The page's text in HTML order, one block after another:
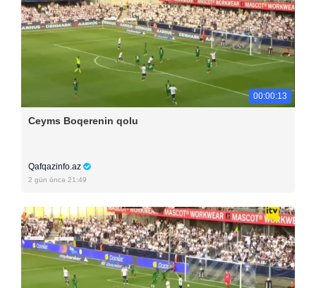
00:00:13
Ceyms Boqerenin qolu
Qafqazinfo.az
2 gün öncə 21:49